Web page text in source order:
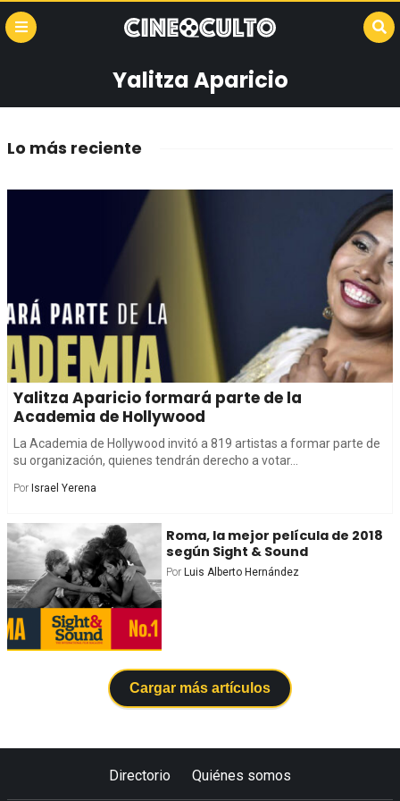
Yalitza Aparicio
Lo más reciente
Yalitza Aparicio formará parte de la
Academia de Hollywood
La Academia de Hollywood invitó a 819 artistas a formar parte de
su organización, quienes tendrán derecho a votar...
Por Israel Yerena
Roma, la mejor película de 2018
según Sight & Sound
Por Luis Alberto Hernández
Cargar más artículos
Directorio Quiénes somos